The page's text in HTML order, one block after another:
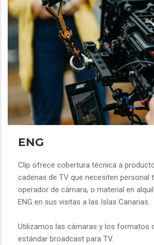
ENG
Clip ofrece cobertura técnica a
cadenas de TV que necesiten personal
operador de cámara, o material en
ENG en sus visitas a las Islas Canarias.
Utilizamos las cámaras y los formatos
estándar broadcast para TV.